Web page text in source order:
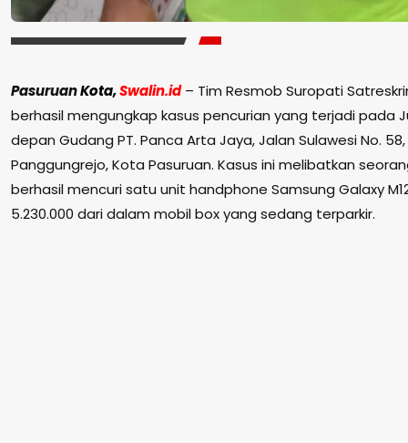
PasuruanKota,Swalin.id– Tim Resmob Suropati
berhasil mengungkap kasus pencurian yang terjadi pada
depan Gudang PT. Panca Arta Jaya, Jalan Sulawesi No.
Panggungrejo, Kota Pasuruan. Kasus ini melibatkan
berhasil mencuri satu unit handphone Samsung Galaxy
5.230.000 dari dalam mobil box yang sedang terparkir.